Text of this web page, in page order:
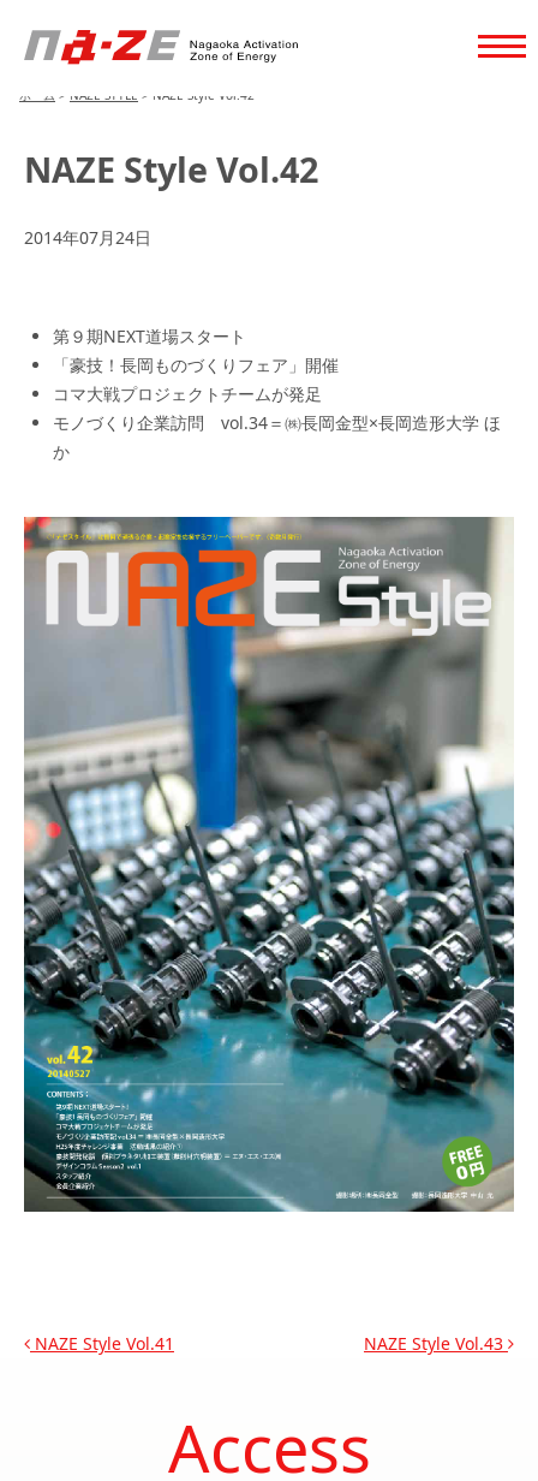
ホーム > NAZE STYLE > NAZE Style Vol.42
NAZE Style Vol.42
2014年07月24日
第９期NEXT道場スタート
「豪技！長岡ものづくりフェア」開催
コマ大戦プロジェクトチームが発足
モノづくり企業訪問 vol.34＝㈱長岡金型×長岡造形大学 ほ
か
投稿ナビゲーション
NAZE Style Vol.41 NAZE Style Vol.43
Access